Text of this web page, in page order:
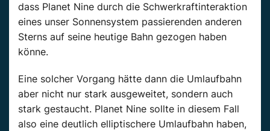
dass Planet Nine durch die Schwerkraftinteraktion
eines unser Sonnensystem passierenden anderen
Sterns auf seine heutige Bahn gezogen haben
könne.
Eine solcher Vorgang hätte dann die Umlaufbahn
aber nicht nur stark ausgeweitet, sondern auch
stark gestaucht. Planet Nine sollte in diesem Fall
also eine deutlich elliptischere Umlaufbahn haben,